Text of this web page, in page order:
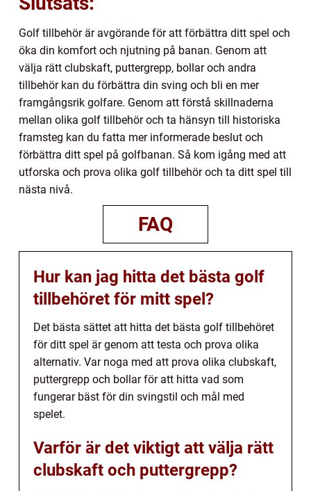
Golf tillbehör är avgörande för att förbättra ditt spel och
öka din komfort och njutning på banan. Genom att
välja rätt clubskaft, puttergrepp, bollar och andra
tillbehör kan du förbättra din sving och bli en mer
framgångsrik golfare. Genom att förstå skillnaderna
mellan olika golf tillbehör och ta hänsyn till historiska
framsteg kan du fatta mer informerade beslut och
förbättra ditt spel på golfbanan. Så kom igång med att
utforska och prova olika golf tillbehör och ta ditt spel till
nästa nivå.
FAQ
Hur kan jag hitta det bästa golf
tillbehöret för mitt spel?
Det bästa sättet att hitta det bästa golf tillbehöret
för ditt spel är genom att testa och prova olika
alternativ. Var noga med att prova olika clubskaft,
puttergrepp och bollar för att hitta vad som
fungerar bäst för din svingstil och mål med
spelet.
Varför är det viktigt att välja rätt
clubskaft och puttergrepp?